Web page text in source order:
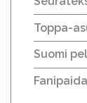
Toppa-
Suomi